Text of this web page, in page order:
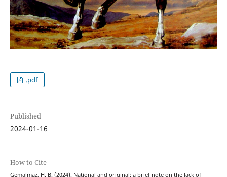
.pdf
Published
2024-01-16
How to Cite
Gemalmaz, H. B. (2024). National and original: a brief note on the lack of